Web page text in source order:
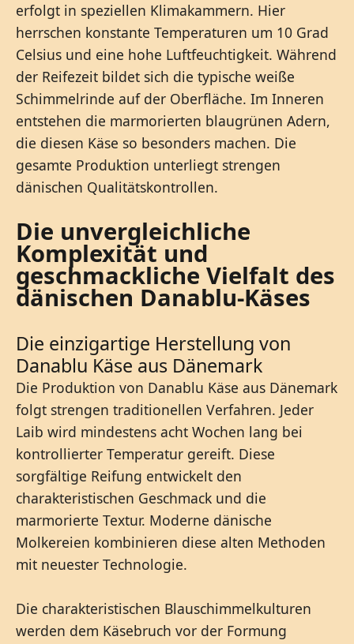
erfolgt in speziellen Klimakammern. Hier
herrschen konstante Temperaturen um 10 Grad
Celsius und eine hohe Luftfeuchtigkeit. Während
der Reifezeit bildet sich die typische weiße
Schimmelrinde auf der Oberfläche. Im Inneren
entstehen die marmorierten blaugrünen Adern,
die diesen Käse so besonders machen. Die
gesamte Produktion unterliegt strengen
dänischen Qualitätskontrollen.
Die unvergleichliche
Komplexität und
geschmackliche Vielfalt des
dänischen Danablu-Käses
Die einzigartige Herstellung von
Danablu Käse aus Dänemark
Die Produktion von Danablu Käse aus Dänemark
folgt strengen traditionellen Verfahren. Jeder
Laib wird mindestens acht Wochen lang bei
kontrollierter Temperatur gereift. Diese
sorgfältige Reifung entwickelt den
charakteristischen Geschmack und die
marmorierte Textur. Moderne dänische
Molkereien kombinieren diese alten Methoden
mit neuester Technologie.
Die charakteristischen Blauschimmelkulturen
werden dem Käsebruch vor der Formung